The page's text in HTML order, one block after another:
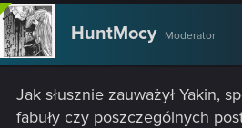
c
t
i
o
n
:
HuntMocy Moderator
Jak słusznie zauważył Yakin,
fabuły czy poszczególnych